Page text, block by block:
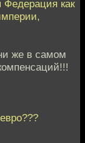
Федерация как
же в самом